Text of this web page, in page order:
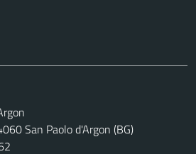
San Paolo d'Argon (BG)